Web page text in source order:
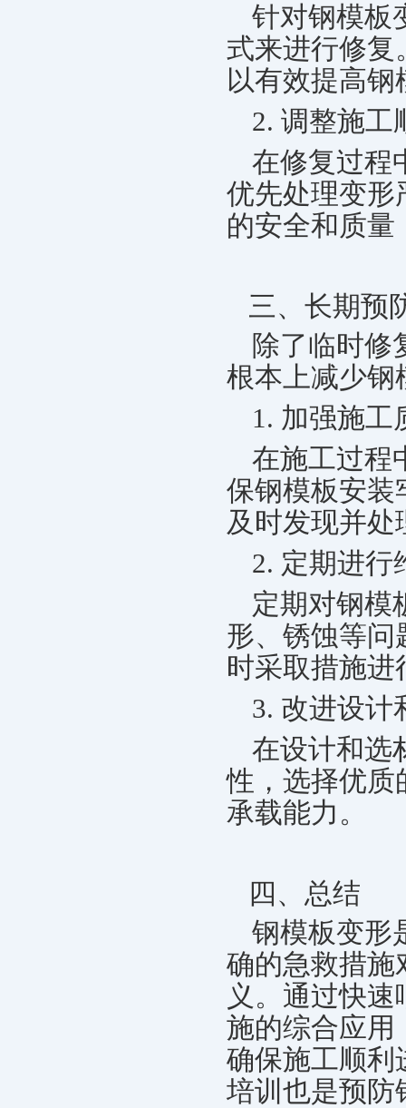
针对钢模板
式来进行修复
以有效提高
2. 调整施工
在修复过程
优先处理变形
的安全和质
三、长期预
除了临时修
根本上减少钢
1. 加强施工
在施工过程
保钢模板安装
及时发现并处
2. 定期进行
定期对钢模
形、锈蚀等问
时采取措施进
3. 改进设计
在设计和选
性，选择优质
承载能力。
四、总结
钢模板变形
确的急救措施
义。通过快
施的综合应用
确保施工顺利
培训也是预防